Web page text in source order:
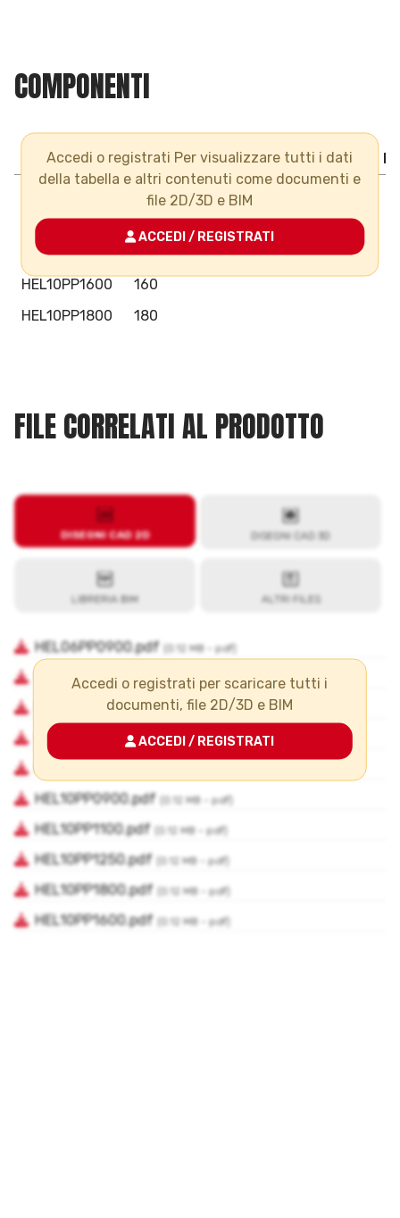
COMPONENTI
Codice/Code d L H PN Gr Pack
90
HEL10PP1100
110
HEL10PP1250
125
HEL10PP1600
160
HEL10PP1800
180
Accedi o registrati Per visualizzare tutti i dati
della tabella e altri contenuti come documenti e
file 2D/3D e BIM
ACCEDI / REGISTRATI
FILE CORRELATI AL PRODOTTO
Accedi o registrati per scaricare tutti i
documenti, file 2D/3D e BIM
ACCEDI / REGISTRATI